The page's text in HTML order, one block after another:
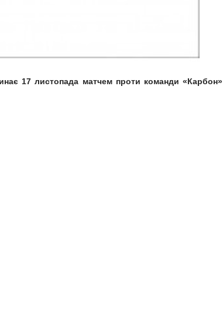
17 листопада матчем проти команди «Карбон»